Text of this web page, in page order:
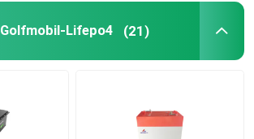
Lifepo4 (21)